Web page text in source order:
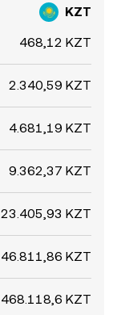
KZT
468,12 KZT
2.340,59 KZT
4.681,19 KZT
9.362,37 KZT
23.405,93 KZT
46.811,86 KZT
468.118,6 KZT